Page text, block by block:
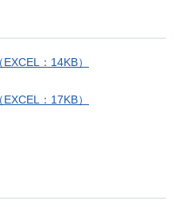
（EXCEL：14KB）
（EXCEL：17KB）